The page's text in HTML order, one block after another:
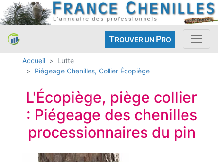
TROUVER UN PRO
Accueil
Lutte
Piégeage Chenilles, Collier Écopiège
L'Écopiège, piège collier
: Piégeage des chenilles
processionnaires du pin